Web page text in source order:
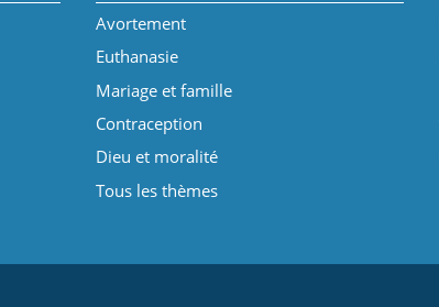
Avortement
Euthanasie
Mariage et famille
Contraception
Dieu et moralité
Tous les thèmes